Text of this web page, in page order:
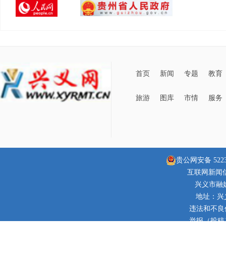
首页 新闻 专题 教育
旅游 图库 市情 服务
贵公网安备
互联网新闻
兴义市融
地址：兴
违法和不良
举报（投稿